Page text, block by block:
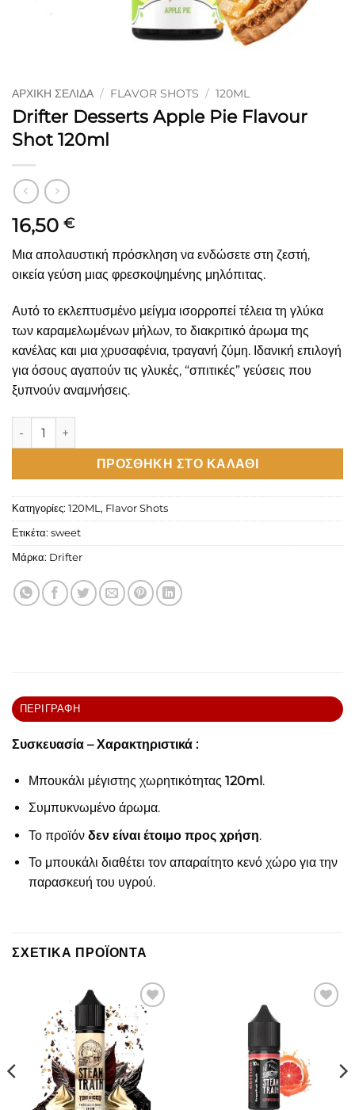
ΑΡΧΙΚΉ ΣΕΛΊΔΑ / FLAVOR SHOTS / 120ML
Drifter Desserts Apple Pie Flavour
Shot 120ml
16,50 €
Μια απολαυστική πρόσκληση να ενδώσετε στη ζεστή,
οικεία γεύση μιας φρεσκοψημένης μηλόπιτας.
Αυτό το εκλεπτυσμένο μείγμα ισορροπεί τέλεια τη γλύκα
των καραμελωμένων μήλων, το διακριτικό άρωμα της
κανέλας και μια χρυσαφένια, τραγανή ζύμη. Ιδανική επιλογή
για όσους αγαπούν τις γλυκές, “σπιτικές” γεύσεις που
ξυπνούν αναμνήσεις.
Drifter Desserts Apple Pie Flavour Shot 120ml ποσότητα
ΠΡΟΣΘΉΚΗ ΣΤΟ ΚΑΛΆΘΙ
Κατηγορίες: 120ML , Flavor Shots
Ετικέτα: sweet
Μάρκα: Drifter
ΠΕΡΙΓΡΑΦΉ
Συσκευασία – Χαρακτηριστικά :
Μπουκάλι μέγιστης χωρητικότητας 120ml.
Συμπυκνωμένο άρωμα.
Το προϊόν δεν είναι έτοιμο προς χρήση.
Το μπουκάλι διαθέτει τον απαραίτητο κενό χώρο για την
παρασκευή του υγρού.
ΣΧΕΤΙΚΆ ΠΡΟΪΌΝΤΑ
Πρόσθήκη
στην λίστα
επιθυμιών